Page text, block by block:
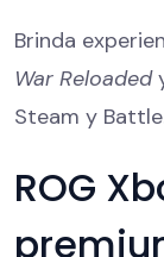
Brinda
War Reloaded
Steam y
ROG